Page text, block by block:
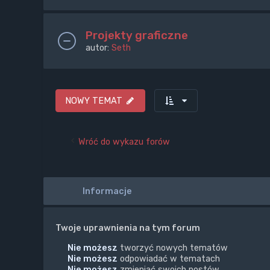
Projekty graficzne
autor: Seth
NOWY TEMAT
Wróć do wykazu forów
Informacje
Twoje uprawnienia na tym forum
Nie możesz tworzyć nowych tematów
Nie możesz odpowiadać w tematach